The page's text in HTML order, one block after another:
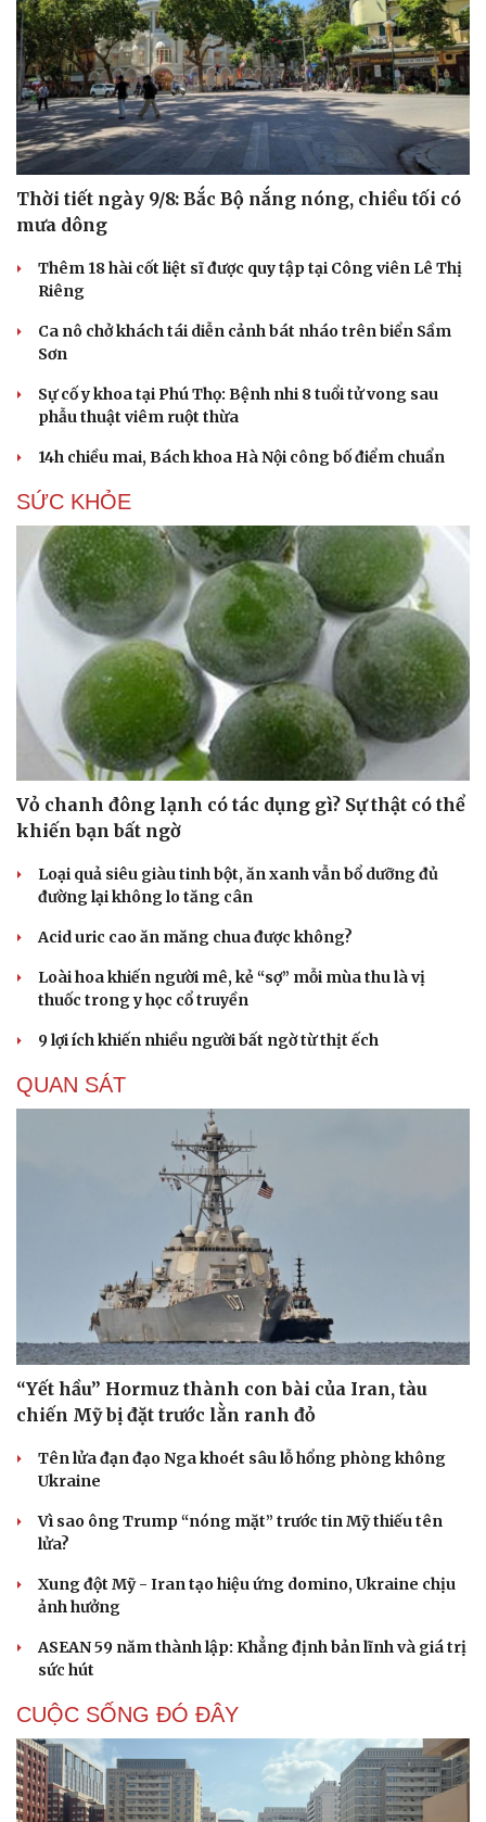
Du lịch
Săn Tour
check-in
Podcast
Cửa sổ tình yêu
Kể chuyện cho bé
Hạt giống tâm hồn
Thời tiết ngày 9/8: Bắc Bộ nắng nóng, chiều tối có
mưa dông
Thêm 18 hài cốt liệt sĩ được quy tập tại Công viên Lê Thị
Riêng
Ca nô chở khách tái diễn cảnh bát nháo trên biển Sầm
Sơn
Sự cố y khoa tại Phú Thọ: Bệnh nhi 8 tuổi tử vong sau
phẫu thuật viêm ruột thừa
14h chiều mai, Bách khoa Hà Nội công bố điểm chuẩn
SỨC KHỎE
Vỏ chanh đông lạnh có tác dụng gì? Sự thật có thể
khiến bạn bất ngờ
Loại quả siêu giàu tinh bột, ăn xanh vẫn bổ dưỡng đủ
đường lại không lo tăng cân
Acid uric cao ăn măng chua được không?
Loài hoa khiến người mê, kẻ “sợ” mỗi mùa thu là vị
thuốc trong y học cổ truyền
9 lợi ích khiến nhiều người bất ngờ từ thịt ếch
QUAN SÁT
“Yết hầu” Hormuz thành con bài của Iran, tàu
chiến Mỹ bị đặt trước lằn ranh đỏ
Tên lửa đạn đạo Nga khoét sâu lỗ hổng phòng không
Ukraine
Vì sao ông Trump “nóng mặt” trước tin Mỹ thiếu tên
lửa?
Xung đột Mỹ - Iran tạo hiệu ứng domino, Ukraine chịu
ảnh hưởng
ASEAN 59 năm thành lập: Khẳng định bản lĩnh và giá trị
sức hút
CUỘC SỐNG ĐÓ ĐÂY